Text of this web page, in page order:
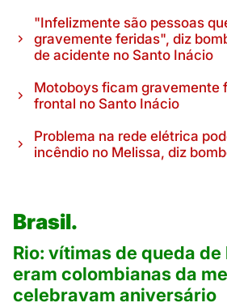
"Infelizmente são pessoas
gravemente feridas", diz
de acidente no Santo Inácio
Motoboys ficam gravemente
frontal no Santo Inácio
Problema na rede elétrica
incêndio no Melissa, diz
Brasil.
Rio: vítimas de queda
eram colombianas da
celebravam aniversário